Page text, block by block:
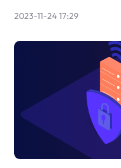
2023-11-24 17:29